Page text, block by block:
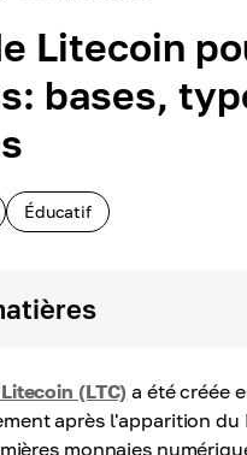
Litecoin
bases,
Éducatif
(LTC) a été créée
après l'apparition du
monnaies